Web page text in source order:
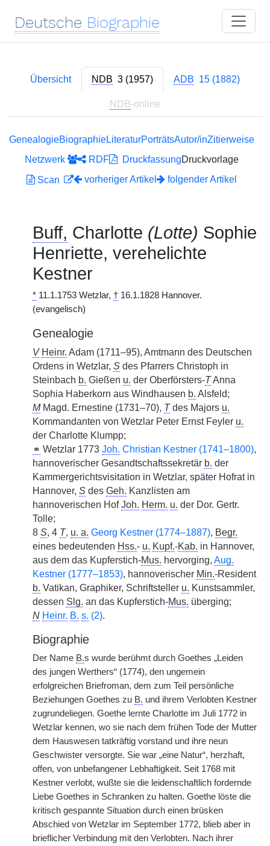
Deutsche Biographie
Übersicht NDB 3 (1957) ADB 15 (1882)
NDB-online
GenealogieBiographieLiteraturPorträtsAutor/inZitierweise
Netzwerk
RDF DruckfassungDruckvorlage
Scan
vorheriger Artikel folgender Artikel
Buff, Charlotte (Lotte) Sophie
Henriette, verehelichte
Kestner
* 11.1.1753 Wetzlar, † 16.1.1828 Hannover.
(evangelisch)
Genealogie
V Heinr. Adam (1711–95), Amtmann des Deutschen
Ordens in Wetzlar, S des Pfarrers Christoph in
Steinbach b. Gießen u. der Oberförsters-TAnna
Sophia Haberkorn aus Windhausen b. Alsfeld;
MMagd. Ernestine (1731–70), Tdes Majors u.
Kommandanten von Wetzlar Peter Ernst Feyler u.
der Charlotte Klumpp;
⚭ Wetzlar 1773 Joh. Christian Kestner (1741–1800),
hannoverischer Gesandtschaftssekretär b. der
Kammergerichtsvisitation in Wetzlar, später Hofrat in
Hannover, S des Geh. Kanzlisten am
hannoverischen HofJoh. Herm. u. der Dor. Gertr.
Tolle;
8 S, 4 T, u. a. Georg Kestner (1774–1887), Begr.
eines bedeutenden Hss.- u. Kupf.-Kab. in Hannover,
aus dem das Kupferstich-Mus. hervorging, Aug.
Kestner (1777–1853), hannoverischer Min.-Resident
b. Vatikan, Graphiker, Schriftsteller u. Kunstsammler,
dessen Slg. an das Kupferstich-Mus. überging;
N Heinr. B. s. (2).
Biographie
Der Name B.s wurde berühmt durch Goethes „Leiden
des jungen Werthers“ (1774), den ungemein
erfolgreichen Briefroman, dem zum Teil persönliche
Beziehungen Goethes zu B. und ihrem Verlobten Kestner
zugrundeliegen. Goethe lernte Charlotte im Juli 1772 in
Wetzlar kennen, wo sie nach dem frühen Tode der Mutter
dem Hauswesen tatkräftig vorstand und ihre neun
Geschwister versorgte. Sie war „eine Natur“, herzhaft,
offen, von unbefangener Lebhaftigkeit. Seit 1768 mit
Kestner verlobt, wußte sie die leidenschaftlich fordernde
Liebe Goethes in Schranken zu halten. Goethe löste die
kritisch gespannte Situation durch einen brüsken
Abschied von Wetzlar im September 1772, blieb aber in
brieflicher Verbindung mit den Verlobten. Nach ihrer